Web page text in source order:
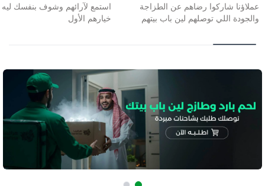
عملاؤنا شاركوا رضاهم عن الطزاجة
والجودة اللي توصلهم لين باب بيتهم
استمع لآرائهم وشوف بنفسك ليه
خيارهم الأول